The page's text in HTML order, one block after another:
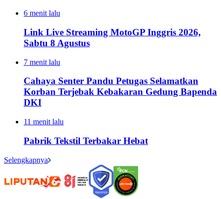
6 menit lalu
Link Live Streaming MotoGP Inggris 2026,
Sabtu 8 Agustus
7 menit lalu
Cahaya Senter Pandu Petugas Selamatkan
Korban Terjebak Kebakaran Gedung Bapenda
DKI
11 menit lalu
Pabrik Tekstil Terbakar Hebat
Selengkapnya